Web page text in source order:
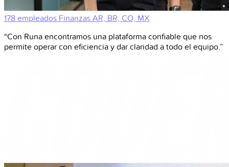
178 empleados Finanzas AR, BR, CO, MX
“Con Runa encontramos una plataforma confiable que nos
permite operar con eficiencia y dar claridad a todo el equipo.”